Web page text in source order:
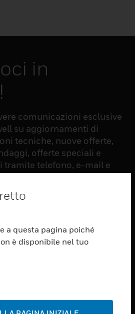
in
comunicazioni esclusive
su aggiornamenti di
tecniche, nuove offerte,
offerte speciali e
tramite telefono, e-mail e
a questa pagina poiché
è disponibile nel tuo